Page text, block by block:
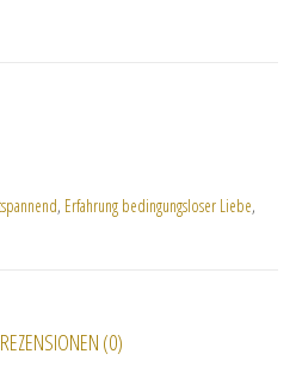
, Erfahrung bedingungsloser Liebe,
REZENSIONEN (0)